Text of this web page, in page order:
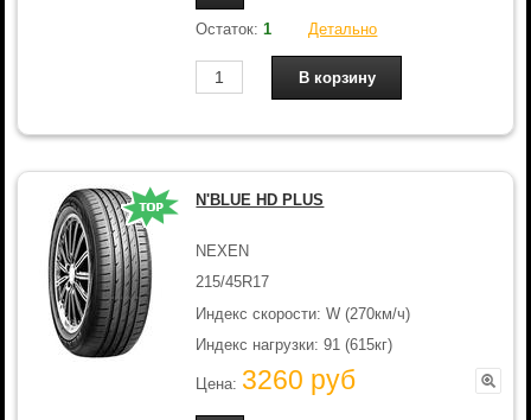
Остаток: 1 Детально
N'BLUE HD PLUS
NEXEN
215/45R17
Индекс скорости: W (270км/ч)
Индекс нагрузки: 91 (615кг)
Цена: 3260 руб